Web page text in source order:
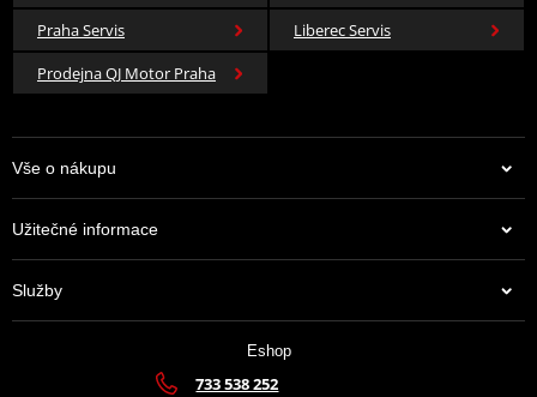
Praha Servis
Liberec Servis
Prodejna QJ Motor Praha
Vše o nákupu
Užitečné informace
Služby
Eshop
733 538 252